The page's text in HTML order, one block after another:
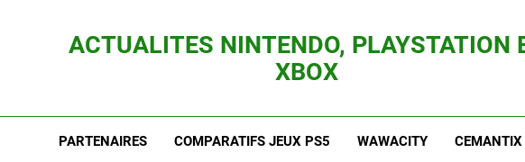
ACTUALITES NINTENDO, PLAYSTATION
XBOX
PARTENAIRES COMPARATIFS JEUX PS5 WAWACITY CEMANTIX